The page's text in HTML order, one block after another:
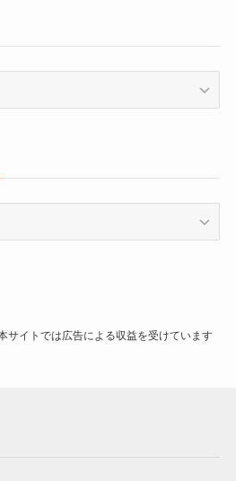
サイトでは広告による収益を受けています